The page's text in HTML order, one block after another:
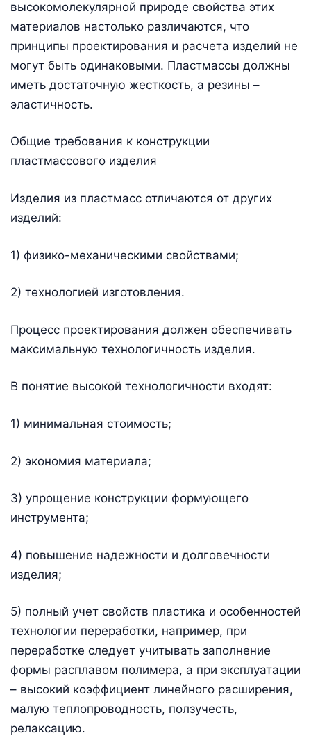
высокомолекулярной природе свойства этих
материалов настолько различаются, что
принципы проектирования и расчета изделий не
могут быть одинаковыми. Пластмассы должны
иметь достаточную жесткость, а резины –
эластичность.
Общие требования к конструкции
пластмассового изделия
Изделия из пластмасс отличаются от других
изделий:
1) физико-механическими свойствами;
2) технологией изготовления.
Процесс проектирования должен обеспечивать
максимальную технологичность изделия.
В понятие высокой технологичности входят:
1) минимальная стоимость;
2) экономия материала;
3) упрощение конструкции формующего
инструмента;
4) повышение надежности и долговечности
изделия;
5) полный учет свойств пластика и особенностей
технологии переработки, например, при
переработке следует учитывать заполнение
формы расплавом полимера, а при эксплуатации
– высокий коэффициент линейного расширения,
малую теплопроводность, ползучесть,
релаксацию.